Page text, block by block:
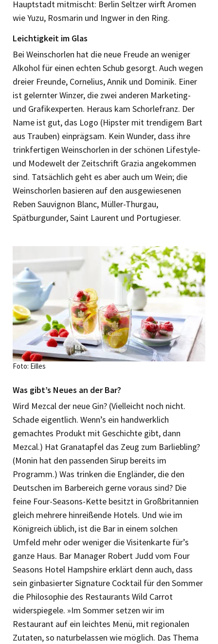
Hauptstadt mitmischt: Berlin Seltzer wirft Aromen
wie Yuzu, Rosmarin und Ingwer in den Ring.
Leichtigkeit im Glas
Bei Weinschorlen hat die neue Freude an weniger
Alkohol für einen echten Schub gesorgt. Auch wegen
dreier Freunde, Cornelius, Annik und Dominik. Einer
ist gelernter Winzer, die zwei anderen Marketing-
und Grafikexperten. Heraus kam Schorlefranz. Der
Name ist gut, das Logo (Hipster mit trendigem Bart
aus Trauben) einprägsam. Kein Wunder, dass ihre
trinkfertigen Weinschorlen in der schönen Lifestyle-
und Modewelt der Zeitschrift Grazia angekommen
sind. Tatsächlich geht es aber auch um Wein; die
Weinschorlen basieren auf den ausgewiesenen
Reben Sauvignon Blanc, Müller-Thurgau,
Spätburgunder, Saint Laurent und Portugieser.
Foto: Eilles
Was gibt’s Neues an der Bar?
Wird Mezcal der neue Gin? (Vielleicht noch nicht.
Schade eigentlich. Wenn’s ein handwerklich
gemachtes Produkt mit Geschichte gibt, dann
Mezcal.) Hat Granatapfel das Zeug zum Barliebling?
(Monin hat den passenden Sirup bereits im
Programm.) Was trinken die Engländer, die den
Deutschen im Barbereich gerne voraus sind? Die
feine Four-Seasons-Kette besitzt in Großbritannien
gleich mehrere hinreißende Hotels. Und wie im
Königreich üblich, ist die Bar in einem solchen
Umfeld mehr oder weniger die Visitenkarte für’s
ganze Haus. Bar Manager Robert Judd vom Four
Seasons Hotel Hampshire erklärt denn auch, dass
sein ginbasierter Signature Cocktail für den Sommer
die Philosophie des Restaurants Wild Carrot
widerspiegele. »Im Sommer setzen wir im
Restaurant auf ein leichtes Menü, mit regionalen
Zutaten, so naturbelassen wie möglich. Das Thema